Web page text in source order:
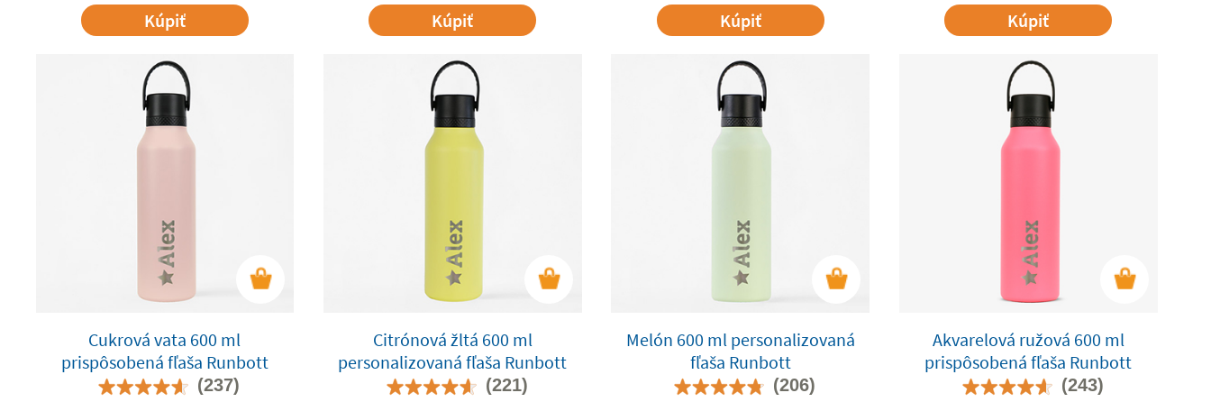
Kúpiť
Kúpiť
Kúpiť
Kúpiť
Cukrová vata 600 ml
prispôsobená fľaša Runbott
(237)
Citrónová žltá 600 ml
personalizovaná fľaša Runbott
(221)
Melón 600 ml personalizovaná
fľaša Runbott
(206)
Akvarelová ružová 600 ml
prispôsobená fľaša Runbott
(243)